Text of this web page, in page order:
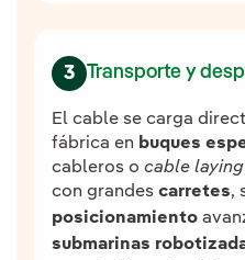
3 Transporte y
El cable se carga
fábrica en buques
cableros o cable
con grandes carretes,
posicionamiento
submarinas